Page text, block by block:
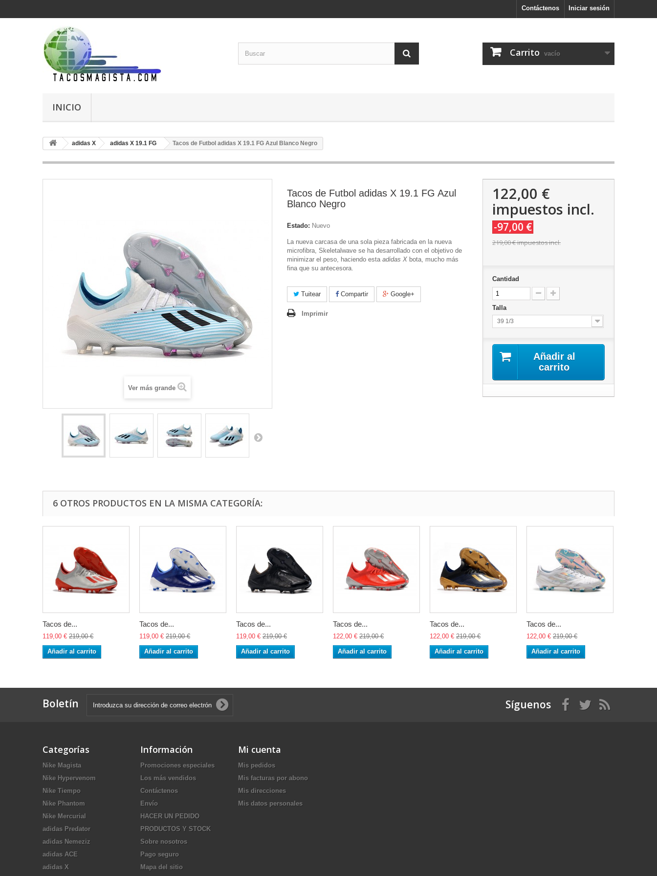
Iniciar sesión
Contáctenos
Carrito vacío
INICIO
adidas X adidas X 19.1 FG Tacos de Futbol adidas X 19.1 FG Azul Blanco Negro
Ver más grande
Tacos de Futbol adidas X 19.1 FG Azul
Blanco Negro
Estado: Nuevo
La nueva carcasa de una sola pieza fabricada en la nueva
microfibra, Skeletalwave se ha desarrollado con el objetivo de
minimizar el peso, haciendo esta adidas X bota, mucho más
fina que su antecesora.
Tuitear Compartir Google+
Imprimir
122,00 €
impuestos incl.
-97,00 €
219,00 €impuestos incl.
Cantidad
Talla
39 1/3
Añadir al
carrito
6 OTROS PRODUCTOS EN LA MISMA CATEGORÍA:
Tacos de...
119,00 € 219,00 €
Añadir al carrito
Tacos de...
119,00 € 219,00 €
Añadir al carrito
Tacos de...
119,00 € 219,00 €
Añadir al carrito
Tacos de...
122,00 € 219,00 €
Añadir al carrito
Tacos de...
122,00 € 219,00 €
Añadir al carrito
Tacos de...
122,00 € 219,00 €
Añadir al carrito
Boletín Síguenos
Categorías
Nike Magista
Nike Hypervenom
Nike Tiempo
Nike Phantom
Nike Mercurial
adidas Predator
adidas Nemeziz
adidas ACE
adidas X
Información
Promociones especiales
Los más vendidos
Contáctenos
Envío
HACER UN PEDIDO
PRODUCTOS Y STOCK
Sobre nosotros
Pago seguro
Mapa del sitio
Mi cuenta
Mis pedidos
Mis facturas por abono
Mis direcciones
Mis datos personales